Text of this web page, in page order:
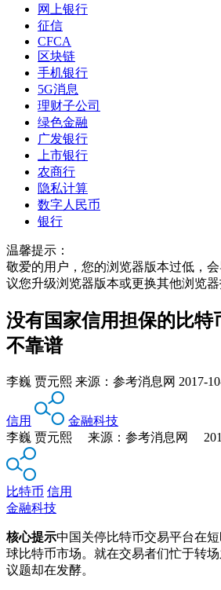
网上银行
征信
CFCA
区块链
手机银行
5G消息
理财子公司
绿色金融
广发银行
上市银行
农商行
隐私计算
数字人民币
银行
温馨提示：
敬爱的用户，您的浏览器版本过低，
议您升级浏览器版本或更换其他浏览器
没有国家信用担保的比特
不靠谱
李巍 贾元熙 来源： 参考消息网 2017-
信用
金融科技
李巍 贾元熙 来源：参考消息网
比特币 信用
金融科技
核心提示中国关停比特币交易平台在
球比特币市场。就在交易者们忙于转
议题却在发酵。